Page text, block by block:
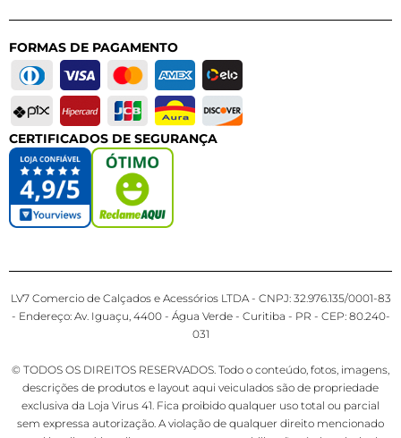
FORMAS DE PAGAMENTO
CERTIFICADOS DE SEGURANÇA
LV7 Comercio de Calçados e Acessórios LTDA - CNPJ: 32.976.135/0001-83
- Endereço: Av. Iguaçu, 4400 - Água Verde - Curitiba - PR - CEP: 80.240-
031
© TODOS OS DIREITOS RESERVADOS. Todo o conteúdo, fotos, imagens,
descrições de produtos e layout aqui veiculados são de propriedade
exclusiva da Loja Virus 41. Fica proibido qualquer uso total ou parcial
sem expressa autorização. A violação de qualquer direito mencionado